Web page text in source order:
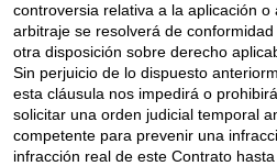
controversia relativa a la aplicación
arbitraje se resolverá de
otra disposición sobre derecho
Sin perjuicio de lo dispuesto
esta cláusula nos impedirá o
solicitar una orden judicial temporal
competente para prevenir una
infracción real de este Contrato